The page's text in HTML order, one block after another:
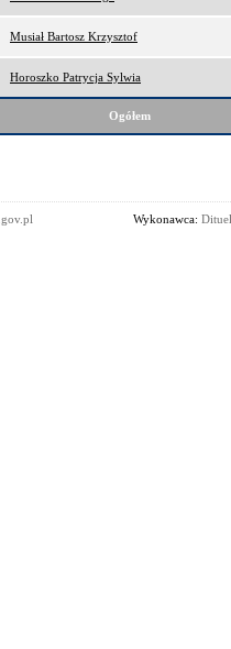
Musiał Bartosz Krzysztof
Horoszko Patrycja Sylwia
Ogółem
Wykonawca: